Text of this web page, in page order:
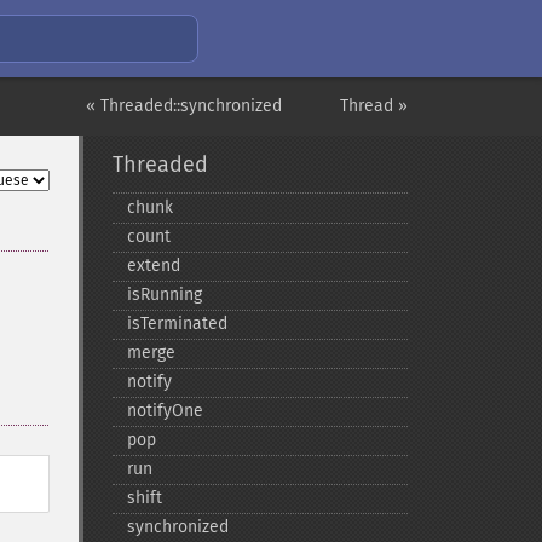
Thread »
« Threaded::synchronized
Threaded
chunk
count
extend
isRunning
isTerminated
merge
notify
notifyOne
pop
run
shift
synchronized